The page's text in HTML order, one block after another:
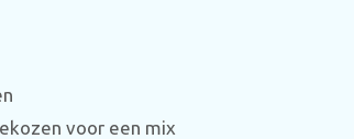
voor een mix